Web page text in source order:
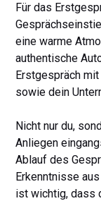
Für das
eine warme
authentische
Erstgespräch
sowie dein
Nicht nur du,
Anliegen
Ablauf des
Erkenntnisse
ist wichtig, dass